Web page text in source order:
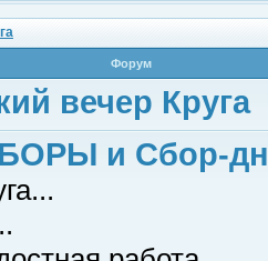
Форум
вечер Круга
и Сбор-